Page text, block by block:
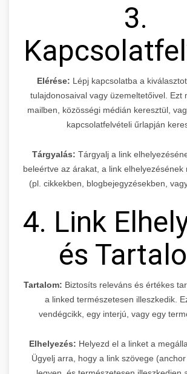
3.
Elérése: Lépj kapcsolatba a
tulajdonosaival vagy üzemeltetőivel. Ezt
mailben, közösségi médián keresztül,
kapcsolatfelvételi űrlapján
Tárgyalás: Tárgyalj a link
beleértve az árakat, a link elhelyezésének
(pl. cikkekben, blogbejegyzésekben,
4. Link
és
Tartalom: Biztosíts releváns és értékes
a linked természetesen illeszkedik.
vendégcikk, egy interjú, vagy egy
Elhelyezés: Helyezd el a linket a
Ügyelj arra, hogy a link szövege